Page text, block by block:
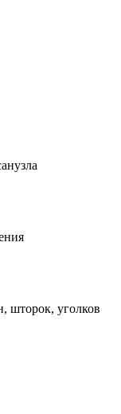
шторок, уголков